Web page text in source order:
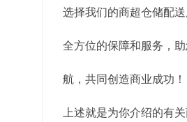
选择我们的商超仓储配
全方位的保障和服务，
航，共同创造商业成功！
上述就是为你介绍的有